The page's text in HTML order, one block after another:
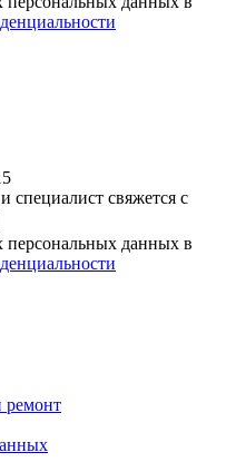
специалист свяжется с
персональных данных в
ремонт